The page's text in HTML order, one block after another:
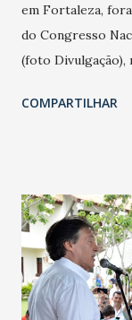
em Fortaleza,
do Congresso
(foto Divulgação),
prefeito Roberto
Danniel Oliveira e
Júnior e Casimiro
Instituto
Naturais
regional dos
COMPARTILHAR